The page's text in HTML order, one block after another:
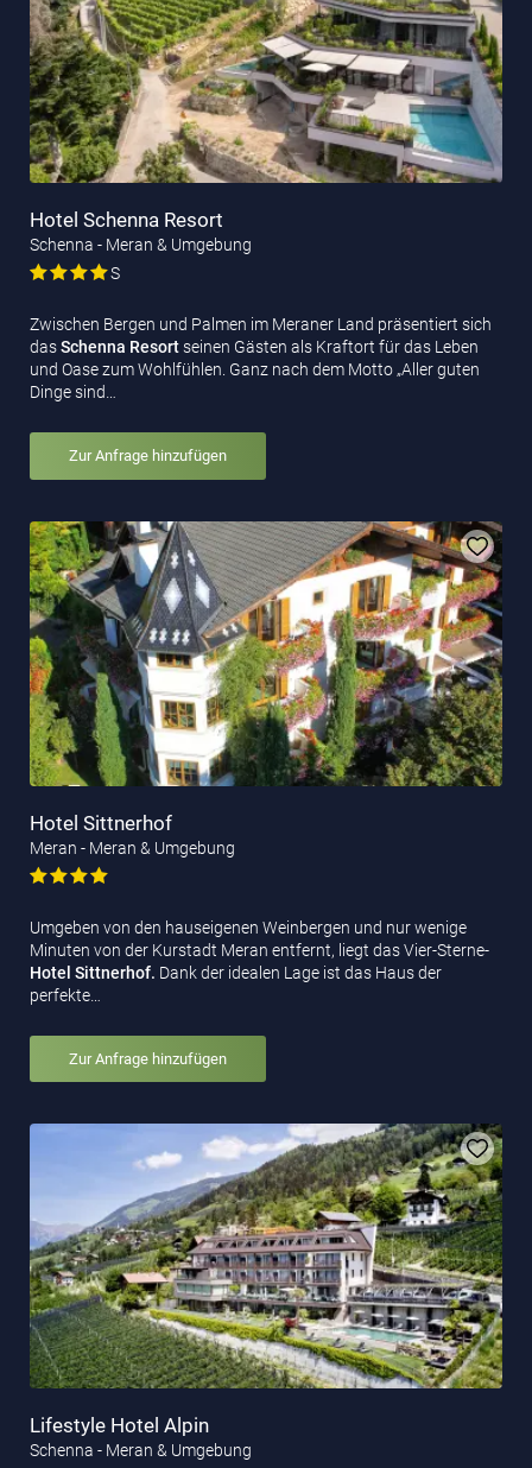
Hotel Schenna Resort
Schenna - Meran & Umgebung
S
Zwischen Bergen und Palmen im Meraner Land präsentiert sich
dasSchenna Resortseinen Gästen als Kraftort für das Leben
und Oase zum Wohlfühlen. Ganz nach dem Motto „Aller guten
Dinge sind…
Zur Anfrage hinzufügen
Hotel Sittnerhof
Meran - Meran & Umgebung
Umgeben von den hauseigenen Weinbergen und nur wenige
Minuten von der Kurstadt Meran entfernt, liegt das Vier-Sterne-
Hotel Sittnerhof. Dank der idealen Lage ist das Haus der
perfekte…
Zur Anfrage hinzufügen
Lifestyle Hotel Alpin
Schenna - Meran & Umgebung